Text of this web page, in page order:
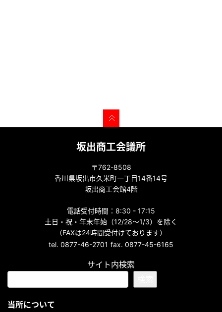
坂出商工会議所
〒762-8508
香川県坂出市久米町一丁目14番14号
坂出商工会館4階
電話受付時間：8:30 - 17:15
土日・祝・年末年始（12/28～1/3）を除く
（FAXは24時間受付けております）
tel. 0877-46-2701 fax. 0877-45-6165
サイト内検索
当所について